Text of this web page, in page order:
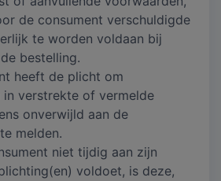
de consument verschuldigde
te worden voldaan bij
bestelling.
heeft de plicht om
in verstrekte of vermelde
onverwijld aan de
melden.
niet tijdig aan zijn
voldoet, is deze,